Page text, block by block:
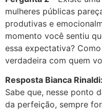
mulheres públicas
produtivas e
momento você sentiu
essa expectativa?
verdadeira com quem
Resposta Bianca Rinaldi:
Sabe que, nesse ponto
da perfeição, sempre